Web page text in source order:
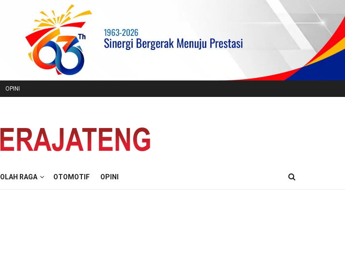
OPINI
OLAH RAGA OTOMOTIF OPINI